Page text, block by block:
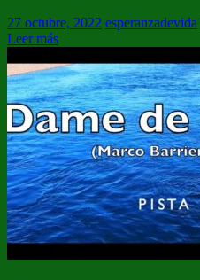
27 octubre, 2022 esperanzadevida
Leer más